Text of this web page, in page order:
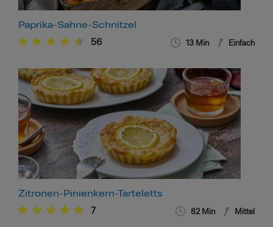
Paprika-Sahne-Schnitzel
56 13 Min Einfach
Zitronen-Pinienkern-Tarteletts
7 82Min Mittel